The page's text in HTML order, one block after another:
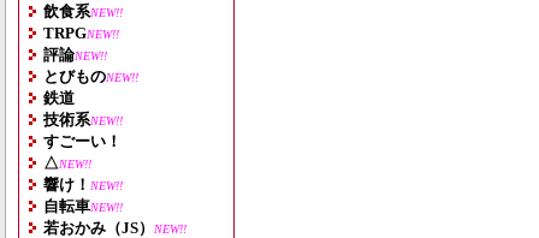
飲食系NEW!!
TRPGNEW!!
評論NEW!!
とびものNEW!!
鉄道
技術系NEW!!
すごーい！
△NEW!!
響け！ NEW!!
自転車NEW!!
若おかみ（JS） NEW!!